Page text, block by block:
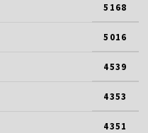
5168
5016
4539
4353
4351